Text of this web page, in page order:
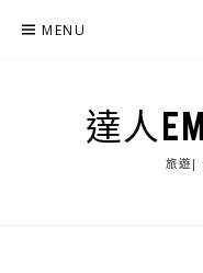
MENU
達人
旅遊|